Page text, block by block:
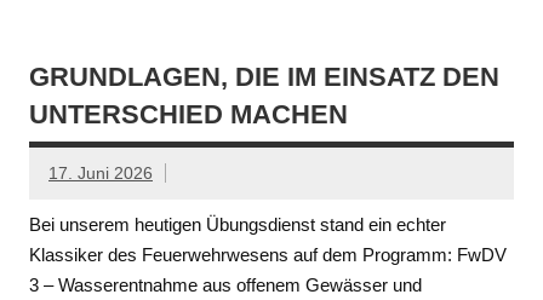
GRUNDLAGEN, DIE IM EINSATZ DEN
UNTERSCHIED MACHEN
17. Juni 2026
Bei unserem heutigen Übungsdienst stand ein echter
Klassiker des Feuerwehrwesens auf dem Programm: FwDV
3 – Wasserentnahme aus offenem Gewässer und